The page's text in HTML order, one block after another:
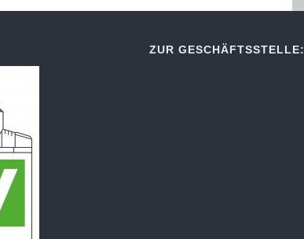
ZUR GESCHÄFTSSTELLE: